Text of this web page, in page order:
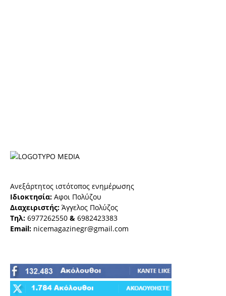
Ανεξάρτητος ιστότοπος ενημέρωσης
Ιδιοκτησία: Αφοι Πολύζου
Διαχειριστής: Άγγελος Πολύζος
Τηλ: 6977262550 & 6982423383
Email: nicemagazinegr@gmail.com